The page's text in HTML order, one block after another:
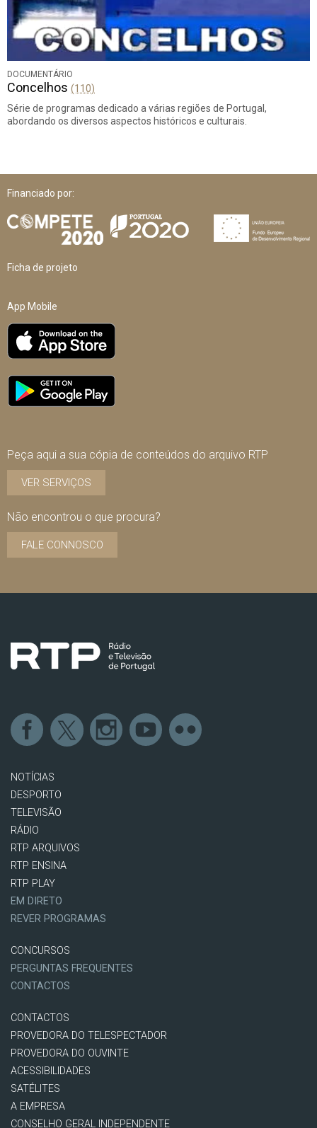
DOCUMENTÁRIO
Concelhos (110)
Série de programas dedicado a várias regiões de Portugal,
abordando os diversos aspectos históricos e culturais.
Financiado por:
Ficha de projeto
App Mobile
Peça aqui a sua cópia de conteúdos do arquivo RTP
VER SERVIÇOS
Não encontrou o que procura?
FALE CONNOSCO
NOTÍCIAS
DESPORTO
TELEVISÃO
RÁDIO
RTP ARQUIVOS
RTP ENSINA
RTP PLAY
EM DIRETO
REVER PROGRAMAS
CONCURSOS
PERGUNTAS FREQUENTES
CONTACTOS
CONTACTOS
PROVEDORA DO TELESPECTADOR
PROVEDORA DO OUVINTE
ACESSIBILIDADES
SATÉLITES
A EMPRESA
CONSELHO GERAL INDEPENDENTE